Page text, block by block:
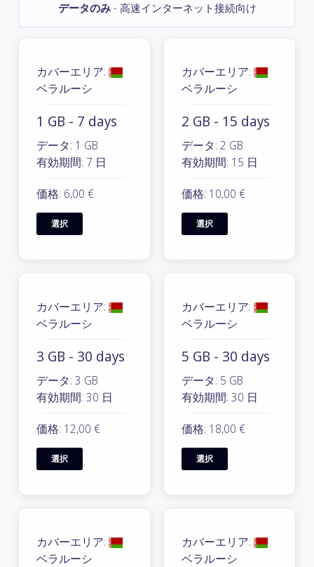
データのみ- 高速インターネット接続向け
カバーエリア:
ベラルーシ
1 GB - 7 days
データ: 1 GB
有効期間: 7 日
価格: 6,00 €
選択
カバーエリア:
ベラルーシ
2 GB - 15 days
データ: 2 GB
有効期間: 15 日
価格: 10,00 €
選択
カバーエリア:
ベラルーシ
3 GB - 30 days
データ: 3 GB
有効期間: 30 日
価格: 12,00 €
選択
カバーエリア:
ベラルーシ
5 GB - 30 days
データ: 5 GB
有効期間: 30 日
価格: 18,00 €
選択
カバーエリア:
ベラルーシ
カバーエリア:
ベラルーシ